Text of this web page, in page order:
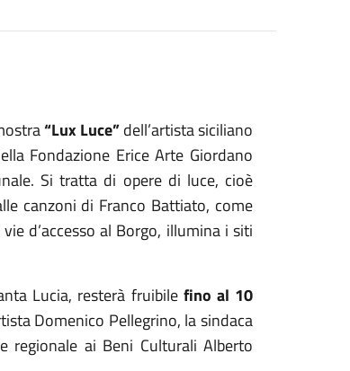
“Lux Luce”dell’artista siciliano
Fondazione Erice Arte Giordano
Si tratta di opere di luce, cioè
canzoni di Franco Battiato, come
d’accesso al Borgo, illumina i siti
Lucia, resterà fruibile fino al 10
Domenico Pellegrino, la sindaca
regionale ai Beni Culturali Alberto